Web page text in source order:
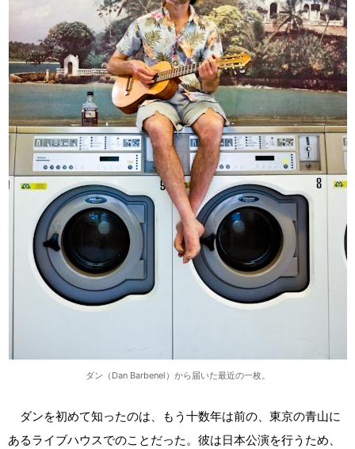
ダン（Dan Barbenel）から届いた最近の一枚。
ダンを初めて知ったのは、もう十数年は前の、東京の青山に
あるライブハウスでのことだった。彼は日本公演を行うため、